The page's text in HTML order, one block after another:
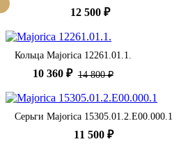
12 500 ₽
Кольца Majorica 12261.01.1.
10 360 ₽ 14 800 ₽
Серьги Majorica 15305.01.2.E00.000.1
11 500 ₽